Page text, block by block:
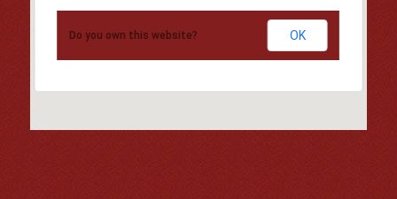
Do you own this website? OK